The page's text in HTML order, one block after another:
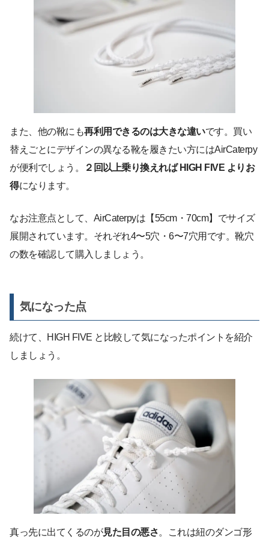
また、他の靴にも再利用できるのは大きな違いです。買い
替えごとにデザインの異なる靴を履きたい方にはAirCaterpy
が便利でしょう。
２回以上乗り換えれば HIGH FIVE よりお
得になります。
なお注意点として、AirCaterpyは【55cm・70cm】でサイズ
展開されています。それぞれ4〜5穴・6〜7穴用です。靴穴
の数を確認して購入しましょう。
気になった点
続けて、HIGH FIVE と比較して気になったポイントを紹介
しましょう。
真っ先に出てくるのが見た目の悪さ。これは紐のダンゴ形